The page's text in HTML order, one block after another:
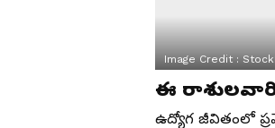
Image Credit :
ఈ
ఉద్యోగ జీవితంలో